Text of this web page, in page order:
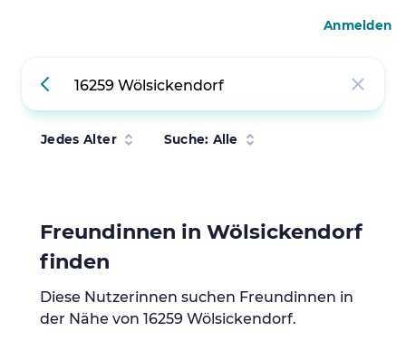
Jedes Alter Suche: Alle
Freundinnen in Wölsickendorf
finden
Diese Nutzerinnen suchen Freundinnen in
der Nähe von 16259 Wölsickendorf.
Anmelden